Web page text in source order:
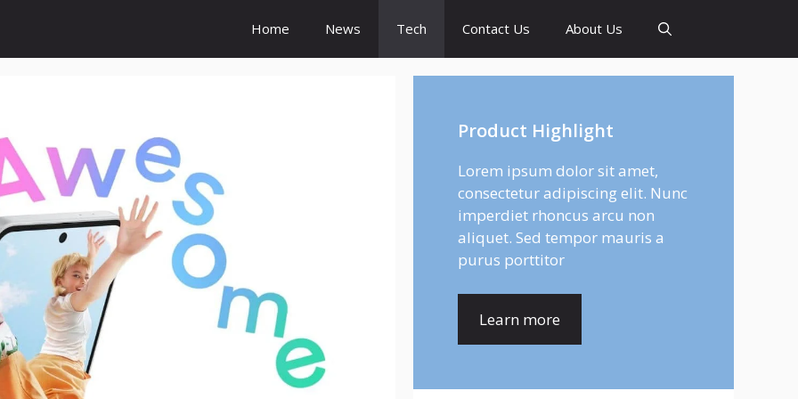
Home News Tech Contact Us About Us
Product Highlight
Lorem ipsum dolor sit amet,
consectetur adipiscing elit. Nunc
imperdiet rhoncus arcu non
aliquet. Sed tempor mauris a
purus porttitor
Learn more